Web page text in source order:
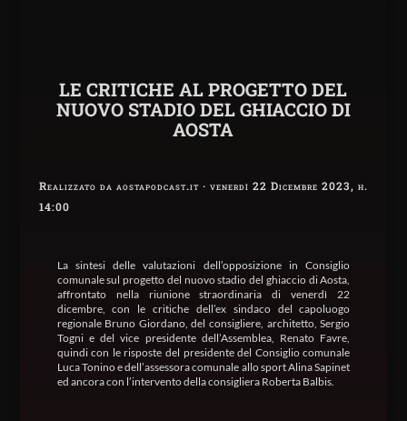
LE CRITICHE AL PROGETTO DEL
NUOVO STADIO DEL GHIACCIO DI
AOSTA
Realizzato da aostapodcast.it · venerdì 22 Dicembre 2023, h.
14:00
La sintesi delle valutazioni dell’opposizione in Consiglio
comunale sul progetto del nuovo stadio del ghiaccio di Aosta,
affrontato nella riunione straordinaria di venerdì 22
dicembre, con le critiche dell’ex sindaco del capoluogo
regionale Bruno Giordano, del consigliere, architetto, Sergio
Togni e del vice presidente dell’Assemblea, Renato Favre,
quindi con le risposte del presidente del Consiglio comunale
Luca Tonino e dell’assessora comunale allo sport Alina Sapinet
ed ancora con l’intervento della consigliera Roberta Balbis.